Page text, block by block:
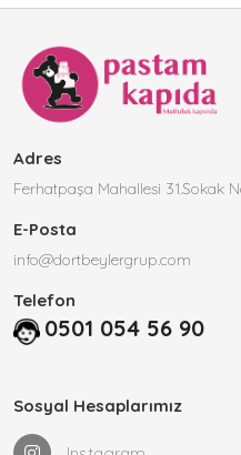
Adres
Ferhatpaşa Mahallesi 31.Sokak
E-Posta
info@dortbeylergrup.com
Telefon
0501 054 56 90
Sosyal Hesaplarımız